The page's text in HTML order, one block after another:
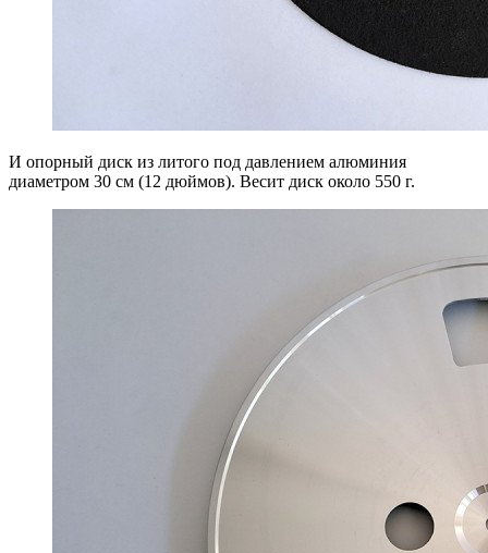
И опорный диск из литого под давлением алюминия
диаметром 30 см (12 дюймов). Весит диск около 550 г.